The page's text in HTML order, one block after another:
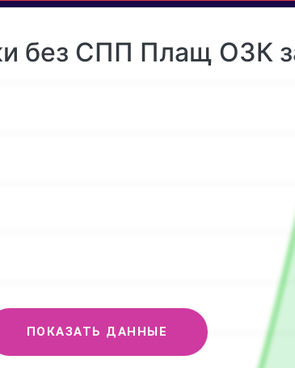
без СПП Плащ ОЗК
ПОКАЗАТЬ ДАННЫЕ